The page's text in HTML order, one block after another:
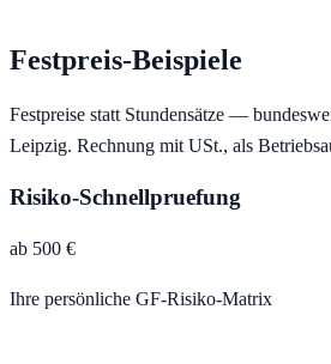
Festpreis-Beispiele
Festpreise statt Stundensätze —
Leipzig. Rechnung mit USt., als
Risiko-Schnellpruefung
ab 500 €
Ihre persönliche GF-Risiko-Matrix